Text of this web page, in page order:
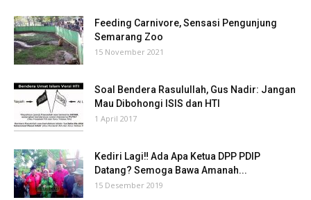
Feeding Carnivore, Sensasi Pengunjung
Semarang Zoo
15 November 2021
Soal Bendera Rasulullah, Gus Nadir: Jangan
Mau Dibohongi ISIS dan HTI
1 April 2017
Kediri Lagi‼ Ada Apa Ketua DPP PDIP
Datang? Semoga Bawa Amanah...
15 Desember 2019